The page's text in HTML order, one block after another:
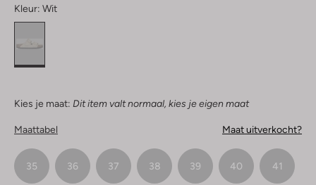
Kleur: Wit
Kies je maat: Dit item valt normaal, kies je eigen maat
Maattabel Maat uitverkocht?
35 36 37 38 39 40 41